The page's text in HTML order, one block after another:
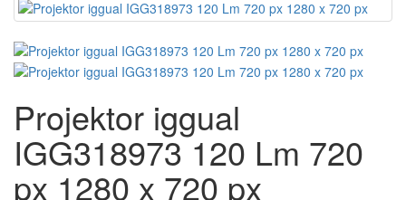
Projektor iggual
IGG318973 120 Lm 720
px 1280 x 720 px